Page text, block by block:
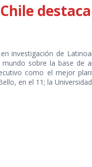
investigación de
sobre la base de
como el mejor
en el 11; la